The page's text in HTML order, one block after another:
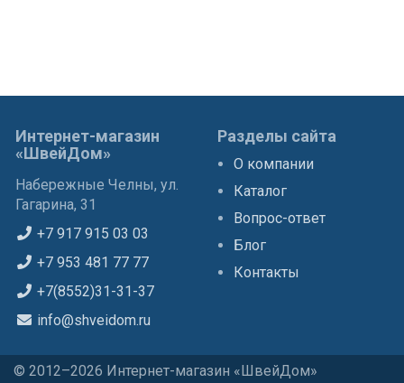
Интернет-магазин
«ШвейДом»
Набережные Челны, ул.
Гагарина, 31
+7 917 915 03 03
+7 953 481 77 77
+7(8552)31-31-37
info@shveidom.ru
Разделы сайта
О компании
Каталог
Вопрос-ответ
Блог
Контакты
© 2012–2026 Интернет-магазин «ШвейДом»